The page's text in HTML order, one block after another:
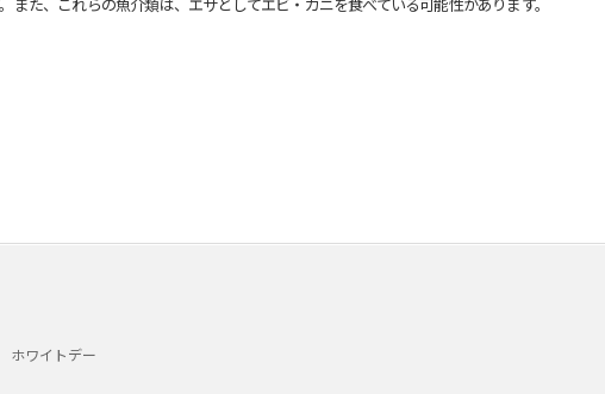
ホワイトデー